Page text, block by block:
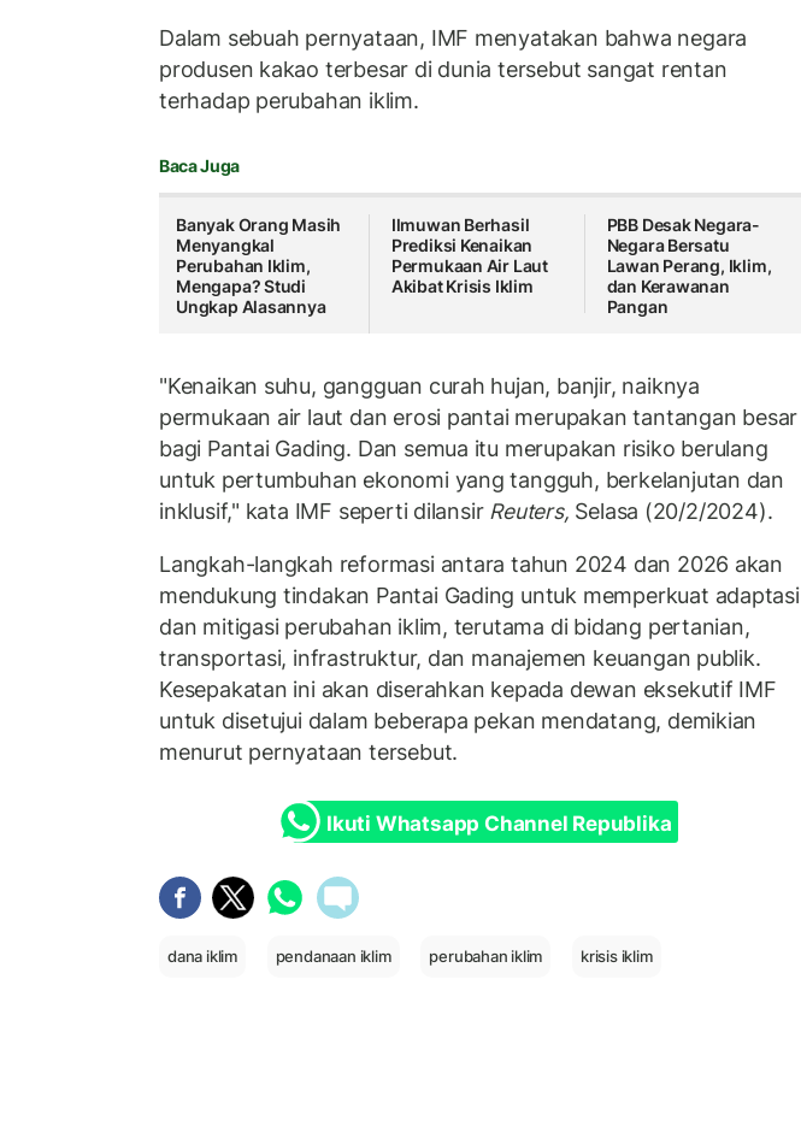
Dalam sebuah pernyataan, IMF menyatakan bahwa negara
produsen kakao terbesar di dunia tersebut sangat rentan
terhadap perubahan iklim.
Baca Juga
Banyak Orang Masih
Menyangkal
Perubahan Iklim,
Mengapa? Studi
Ungkap Alasannya
Ilmuwan Berhasil
Prediksi Kenaikan
Permukaan Air Laut
Akibat Krisis Iklim
PBB Desak Negara-
Negara Bersatu
Lawan Perang, Iklim,
dan Kerawanan
Pangan
"Kenaikan suhu, gangguan curah hujan, banjir, naiknya
permukaan air laut dan erosi pantai merupakan tantangan besar
bagi Pantai Gading. Dan semua itu merupakan risiko berulang
untuk pertumbuhan ekonomi yang tangguh, berkelanjutan dan
inklusif," kata IMF seperti dilansir Reuters, Selasa (20/2/2024).
Langkah-langkah reformasi antara tahun 2024 dan 2026 akan
mendukung tindakan Pantai Gading untuk memperkuat adaptasi
dan mitigasi perubahan iklim, terutama di bidang pertanian,
transportasi, infrastruktur, dan manajemen keuangan publik.
Kesepakatan ini akan diserahkan kepada dewan eksekutif IMF
untuk disetujui dalam beberapa pekan mendatang, demikian
menurut pernyataan tersebut.
Ikuti Whatsapp Channel Republika
dana iklim pendanaan iklim perubahan iklim krisis iklim